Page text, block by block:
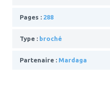
Pages : 288
Type : broché
Partenaire : Mardaga